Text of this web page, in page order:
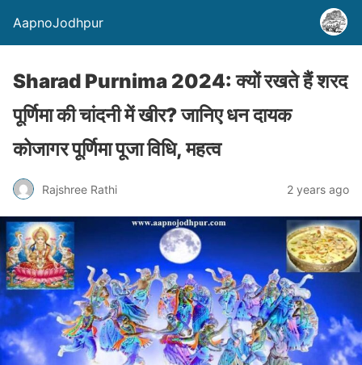
AapnoJodhpur
Sharad Purnima 2024: क्‍यों रखते हैं शरद
पूर्णिमा की चांदनी में खीर? जानिए धन दायक
कोजागर पूर्णिमा पूजा विधि, महत्‍व
Rajshree Rathi 2 years ago